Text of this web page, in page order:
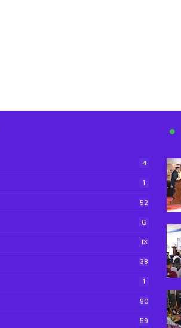
4
1
52
6
13
38
1
90
59